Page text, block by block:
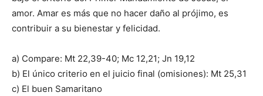
amor. Amar es más que no hacer daño al prójimo, es
contribuir a su bienestar y felicidad.
a) Compare: Mt 22,39-40; Mc 12,21; Jn 19,12
b) El único criterio en el juicio final (omisiones): Mt 25,31
c) El buen Samaritano